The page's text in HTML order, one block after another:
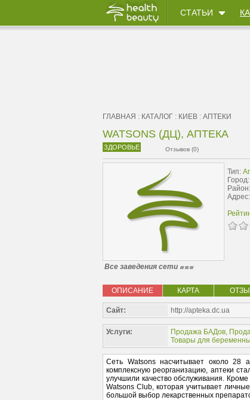
СТАТЬИ
ГЛАВНАЯ : КАТАЛОГ : КИЕВ : АПТЕКИ
WATSONS (ДЦ), АПТЕКА
ЗДОРОВЬЕ Отзывов (0)
Тип:
Район:
Все заведения сети
ОПИСАНИЕ КАРТА
Сайт: http://apteka.dc.ua
Услуги: Продажа БАДов,
Товары для
Сеть Watsons насчитывает около 28
комплексную реорганизацию, аптеки
улучшили качество обслуживания.
Watsons Club, которая учитывает
большой выбор лекарственных